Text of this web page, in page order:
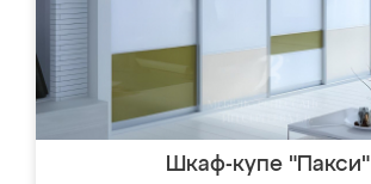
Шкаф-купе "Пакси"